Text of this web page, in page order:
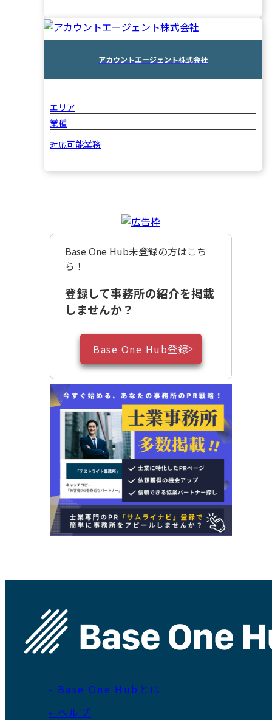
アカウントエージェント株式会社
エリア
業種
対応可能業務
Base One Hub未登録の方はこち
ら！
登録して事務所の紹介を掲載
しませんか？
Base One Hub登録
- Base One Hubとは
- ヘルプ